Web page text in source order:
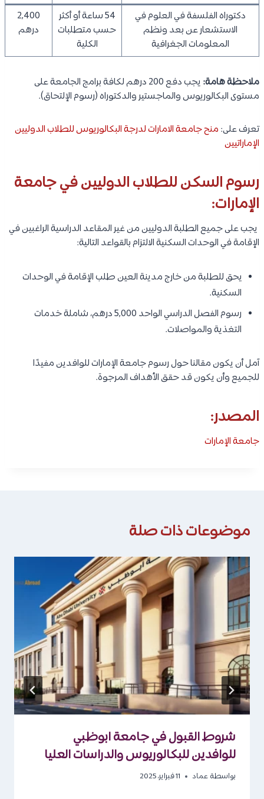
دكتوراه الفلسفة في العلوم في
الاستشعار عن بعد ونظم
المعلومات الجغرافية
54 ساعة أو أكثر
حسب متطلبات
الكلية
2,400
درهم
ملاحظة هامة:
يجب دفع 200 درهم لكافة برامج الجامعة على
مستوى البكالوريوس والماجستير والدكتوراه (رسوم الإلتحاق).
تعرف على: منح جامعة الامارات لدرجة البكالوريوس للطلاب الدوليين
الإماراتيين
رسوم السكن للطلاب الدوليين في جامعة
الإمارات:
يجب على جميع الطلبة الدوليين من غير المقاعد الدراسية الراغبين في
الإقامة في الوحدات السكنية الالتزام بالقواعد التالية:
يحق للطلبة من خارج مدينة العين طلب الإقامة في الوحدات
السكنية.
رسوم الفصل الدراسي الواحد 5,000 درهم، شاملة خدمات
التغذية والمواصلات.
آمل أن يكون مقالنا حول رسوم جامعة الإمارات للوافدين مفيدًا
للجميع وأن يكون قد حقق الأهداف المرجوة.
المصدر:
جامعة الإمارات
موضوعات ذات صلة
شروط القبول في جامعة ابوظبي
للوافدين للبكالوريوس والدراسات العليا
بواسطة عماد 11 فبراير، 2025